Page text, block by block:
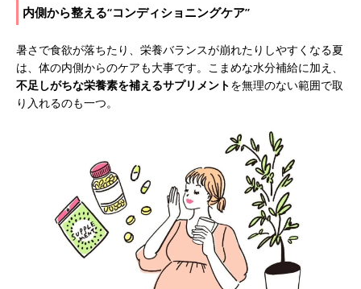
内側から整える“コンディショニングケア”
暑さで食欲が落ちたり、栄養バランスが崩れたりしやすくなる夏
は、体の内側からのケアも大事です。こまめな水分補給に加え、
不足しがちな栄養素を補えるサプリメントを無理のない範囲で取
り入れるのも一つ。